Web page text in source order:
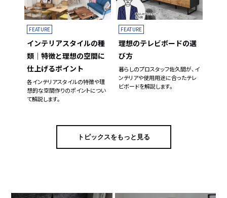
FEATURE
インテリアスタイルの種
類｜特徴と理想の空間に
仕上げるポイント
各インテリアスタイルの特徴や理
想的な空間作りのポイントについ
て解説します。
FEATURE
理想のテレビボードの選
び方
暮らしのプロスタッフ佐久間が、イ
ンテリアや使用用途に合ったテレ
ビボードを解説します。
トピックスをもっと見る